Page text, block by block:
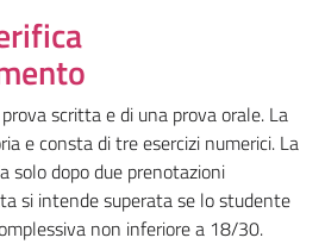
scritta e di una prova orale. La
e consta di tre esercizi numerici. La
solo dopo due prenotazioni
si intende superata se lo studente
non inferiore a 18/30.